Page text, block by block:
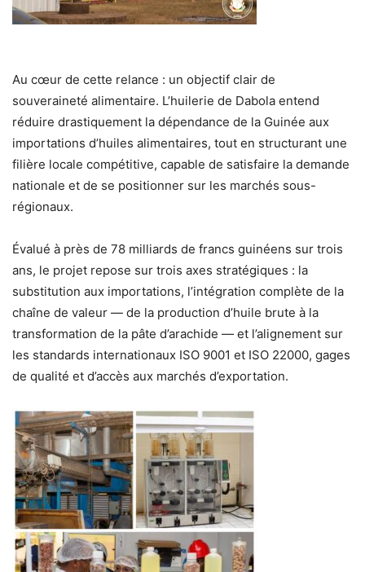
Au cœur de cette relance : un objectif clair de
souveraineté alimentaire. L’huilerie de Dabola entend
réduire drastiquement la dépendance de la Guinée aux
importations d’huiles alimentaires, tout en structurant une
filière locale compétitive, capable de satisfaire la demande
nationale et de se positionner sur les marchés sous-
régionaux.
Évalué à près de 78 milliards de francs guinéens sur trois
ans, le projet repose sur trois axes stratégiques : la
substitution aux importations, l’intégration complète de la
chaîne de valeur — de la production d’huile brute à la
transformation de la pâte d’arachide — et l’alignement sur
les standards internationaux ISO 9001 et ISO 22000, gages
de qualité et d’accès aux marchés d’exportation.